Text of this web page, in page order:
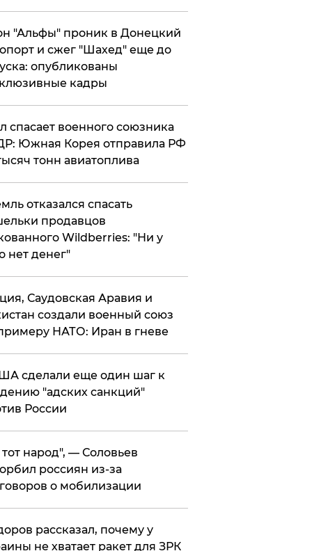
"Альфы" проник в Донецкий
и сжег "Шахед" еще до
опубликованы
кадры
спасает военного союзника
Южная Корея отправила РФ
тонн авиатоплива
отказался спасать
продавцов
Wildberries: "Ни у
нет денег"
Саудовская Аравия и
создали военный союз
НАТО: Иран в гневе
сделали еще один шаг к
"адских санкций"
России
народ", — Соловьев
россиян из-за
о мобилизации
рассказал, почему у
не хватает ракет для ЗРК